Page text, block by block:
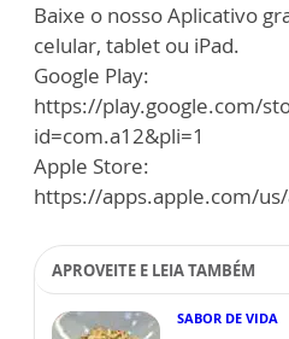
Baixe o nosso Aplicativo
celular, tablet ou iPad.
Google Play:
https://play.google.com/
id=com.a12&pli=1
Apple Store:
https://apps.apple.com/
APROVEITE E LEIA TAMBÉM
SABOR DE VIDA